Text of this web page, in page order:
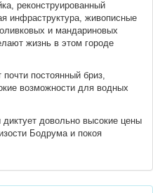
реконструированный
инфраструктура, живописные
и мандариновых
жизнь в этом городе
постоянный бриз,
возможности для водных
диктует довольно высокие цены
Бодрума и покоя